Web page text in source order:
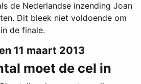
de Nederlandse inzending Joan
Dit bleek niet voldoende om
de finale.
11 maart 2013
moet de cel in